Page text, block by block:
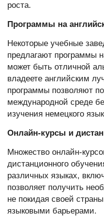
роста.
Программы на
Некоторые учебные
предлагают программы
может быть отличной
владеете английским
программы позволяют
международной среде
изучения немецкого
Онлайн-курсы и
Множество онлайн-
дистанционного
различных языках,
позволяет получить
не покидая своей
языковыми барьерами.